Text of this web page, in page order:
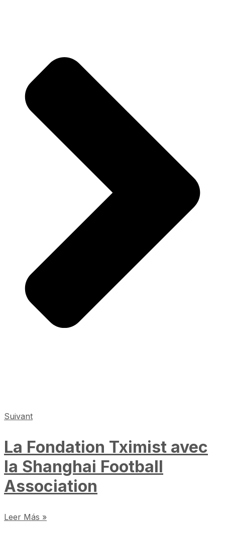
Suivant
La Fondation Tximist avec
la Shanghai Football
Association
Leer Más »